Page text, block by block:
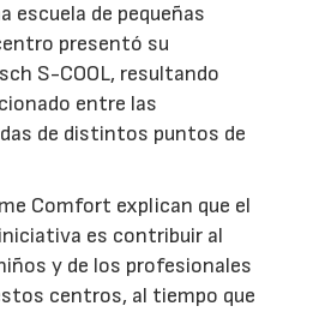
escuela de pequeñas
presentó su
S-COOL, resultando
entre las
de distintos puntos de
Comfort explican que el
es contribuir al
y de los profesionales
centros, al tiempo que